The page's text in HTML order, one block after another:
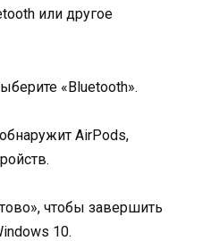
или другое
«Bluetooth».
AirPods,
чтобы завершить
10.